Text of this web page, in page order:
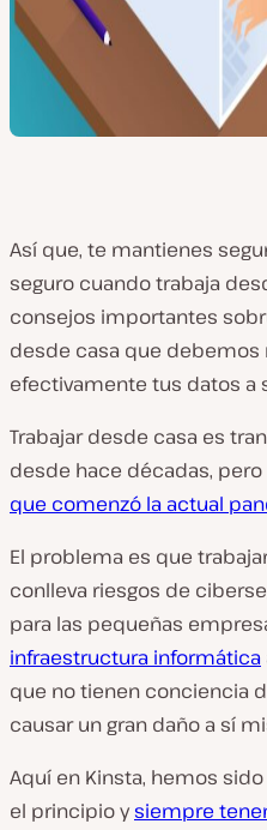
Así que, te mantienes
seguro cuando trabaja
consejos importantes
desde casa que debemos
efectivamente tus datos a
Trabajar desde casa es
desde hace décadas,
que comenzó la actual
El problema es que
conlleva riesgos de
para las pequeñas
infraestructura informática
que no tienen conciencia
causar un gran daño a sí
Aquí en Kinsta, hemos
el principio ysiempre